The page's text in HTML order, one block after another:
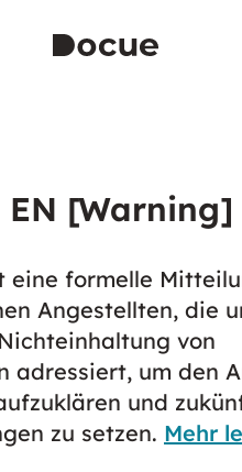
[Warning]
eine formelle
Angestellten, die
von
adressiert, um den
und
zu setzen. Mehr